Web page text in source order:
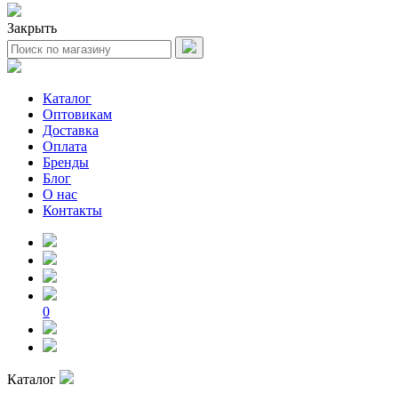
Закрыть
Каталог
Оптовикам
Доставка
Оплата
Бренды
Блог
О нас
Контакты
0
Каталог